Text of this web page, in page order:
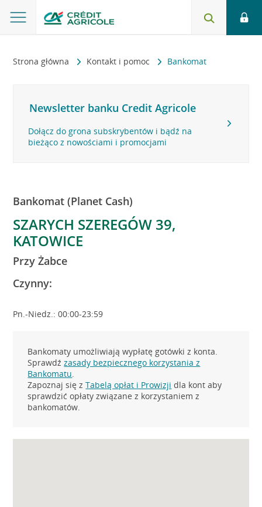
Strona główna Kontakt i pomoc Bankomat
Newsletter banku Credit Agricole
Dołącz do grona subskrybentów i bądź na
bieżąco z nowościami i promocjami
Bankomat (Planet Cash)
SZARYCH SZEREGÓW 39,
KATOWICE
Przy Żabce
Czynny:
Pn.-Niedz.: 00:00-23:59
Bankomaty umożliwiają wypłatę gotówki z konta.
Sprawdźzasady bezpiecznego korzystania z
Bankomatu.
Zapoznaj się zTabelą opłat i Prowizji dla kont aby
sprawdzić opłaty związane z korzystaniem z
bankomatów.